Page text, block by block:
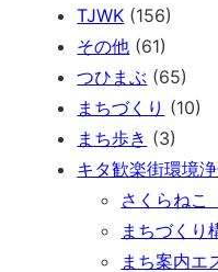
TJWK (156)
その他 (61)
つひまぶ (65)
まちづくり (10)
まち歩き (3)
キタ歓楽街環境
さくらねこ
まちづくり
まち案内エ